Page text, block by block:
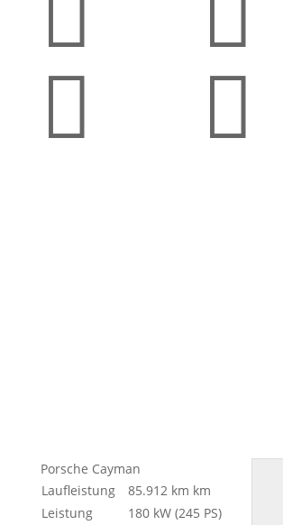


Porsche Cayman
Laufleistung
85.912 km km
Leistung
180 kW (245 PS)